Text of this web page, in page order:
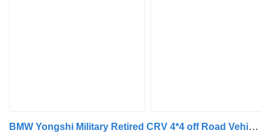
BMW Yongshi Military Retired CRV 4*4 off Road Vehicle 3.2T Diesel en